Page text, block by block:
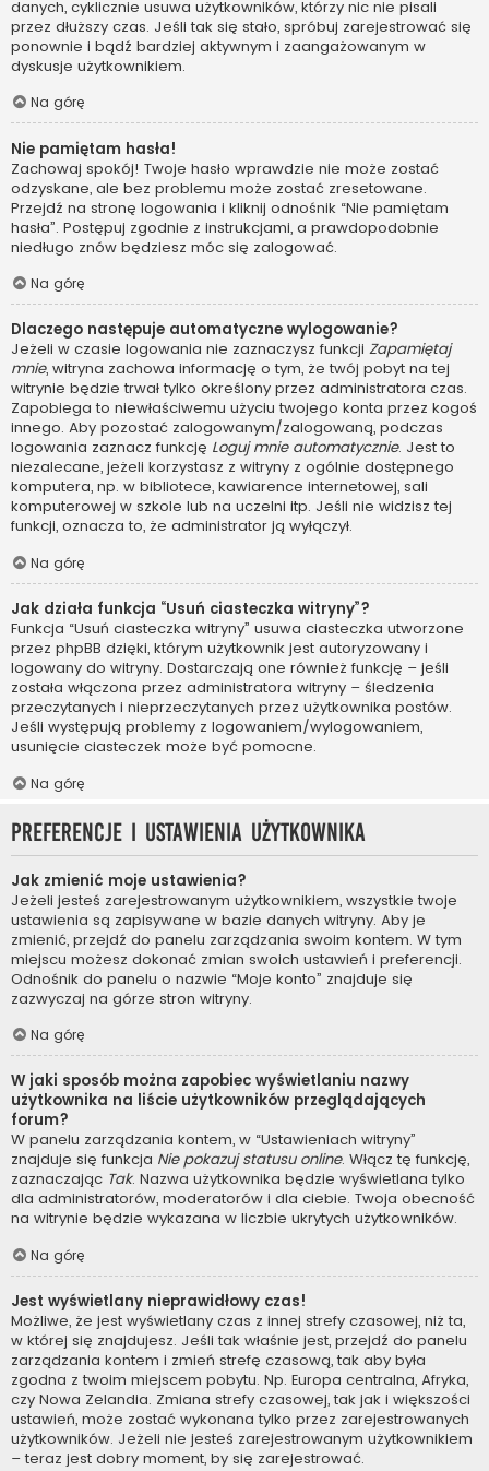
danych, cyklicznie usuwa użytkowników, którzy nic nie pisali
przez dłuższy czas. Jeśli tak się stało, spróbuj zarejestrować się
ponownie i bądź bardziej aktywnym i zaangażowanym w
dyskusje użytkownikiem.
Na górę
Nie pamiętam hasła!
Zachowaj spokój! Twoje hasło wprawdzie nie może zostać
odzyskane, ale bez problemu może zostać zresetowane.
Przejdź na stronę logowania i kliknij odnośnik “Nie pamiętam
hasła”. Postępuj zgodnie z instrukcjami, a prawdopodobnie
niedługo znów będziesz móc się zalogować.
Na górę
Dlaczego następuje automatyczne wylogowanie?
Jeżeli w czasie logowania nie zaznaczysz funkcji Zapamiętaj
mnie, witryna zachowa informację o tym, że twój pobyt na tej
witrynie będzie trwał tylko określony przez administratora czas.
Zapobiega to niewłaściwemu użyciu twojego konta przez kogoś
innego. Aby pozostać zalogowanym/zalogowaną, podczas
logowania zaznacz funkcję Loguj mnie automatycznie. Jest to
niezalecane, jeżeli korzystasz z witryny z ogólnie dostępnego
komputera, np. w bibliotece, kawiarence internetowej, sali
komputerowej w szkole lub na uczelni itp. Jeśli nie widzisz tej
funkcji, oznacza to, że administrator ją wyłączył.
Na górę
Jak działa funkcja “Usuń ciasteczka witryny”?
Funkcja “Usuń ciasteczka witryny” usuwa ciasteczka utworzone
przez phpBB dzięki, którym użytkownik jest autoryzowany i
logowany do witryny. Dostarczają one również funkcję – jeśli
została włączona przez administratora witryny – śledzenia
przeczytanych i nieprzeczytanych przez użytkownika postów.
Jeśli występują problemy z logowaniem/wylogowaniem,
usunięcie ciasteczek może być pomocne.
Na górę
Preferencje i ustawienia użytkownika
Jak zmienić moje ustawienia?
Jeżeli jesteś zarejestrowanym użytkownikiem, wszystkie twoje
ustawienia są zapisywane w bazie danych witryny. Aby je
zmienić, przejdź do panelu zarządzania swoim kontem. W tym
miejscu możesz dokonać zmian swoich ustawień i preferencji.
Odnośnik do panelu o nazwie “Moje konto” znajduje się
zazwyczaj na górze stron witryny.
Na górę
W jaki sposób można zapobiec wyświetlaniu nazwy
użytkownika na liście użytkowników przeglądających
forum?
W panelu zarządzania kontem, w “Ustawieniach witryny”
znajduje się funkcja Nie pokazuj statusu online. Włącz tę funkcję,
zaznaczając Tak. Nazwa użytkownika będzie wyświetlana tylko
dla administratorów, moderatorów i dla ciebie. Twoja obecność
na witrynie będzie wykazana w liczbie ukrytych użytkowników.
Na górę
Jest wyświetlany nieprawidłowy czas!
Możliwe, że jest wyświetlany czas z innej strefy czasowej, niż ta,
w której się znajdujesz. Jeśli tak właśnie jest, przejdź do panelu
zarządzania kontem i zmień strefę czasową, tak aby była
zgodna z twoim miejscem pobytu. Np. Europa centralna, Afryka,
czy Nowa Zelandia. Zmiana strefy czasowej, tak jak i większości
ustawień, może zostać wykonana tylko przez zarejestrowanych
użytkowników. Jeżeli nie jesteś zarejestrowanym użytkownikiem
– teraz jest dobry moment, by się zarejestrować.